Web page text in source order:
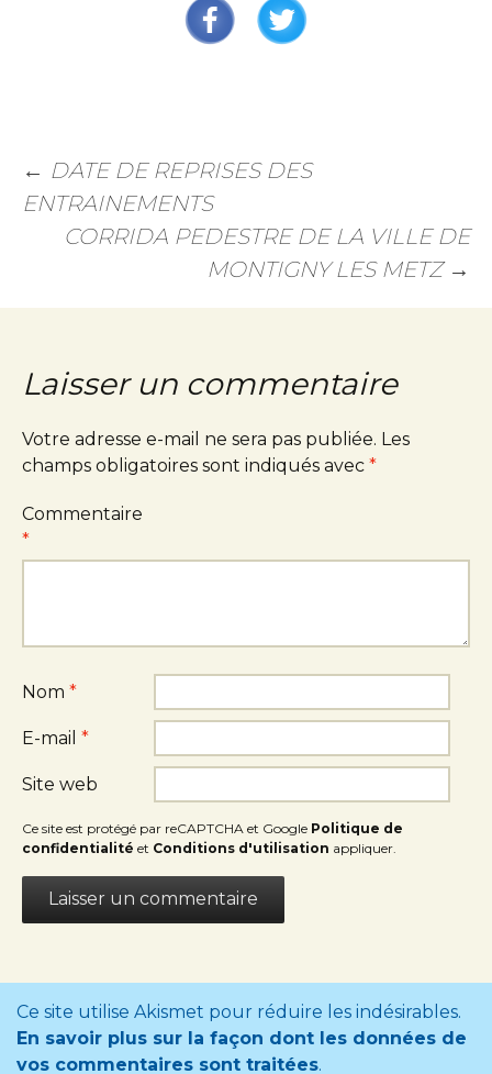
← DATE DE REPRISES DES
ENTRAINEMENTS
CORRIDA PEDESTRE DE LA VILLE DE
MONTIGNY LES METZ →
Laisser un commentaire
Votre adresse e-mail ne sera pas publiée. Les
champs obligatoires sont indiqués avec *
Commentaire
*
Nom *
E-mail *
Site web
Ce site est protégé par reCAPTCHA et Google Politique de
confidentialité et Conditions d'utilisation appliquer.
Ce site utilise Akismet pour réduire les indésirables.
En savoir plus sur la façon dont les données de
vos commentaires sont traitées.